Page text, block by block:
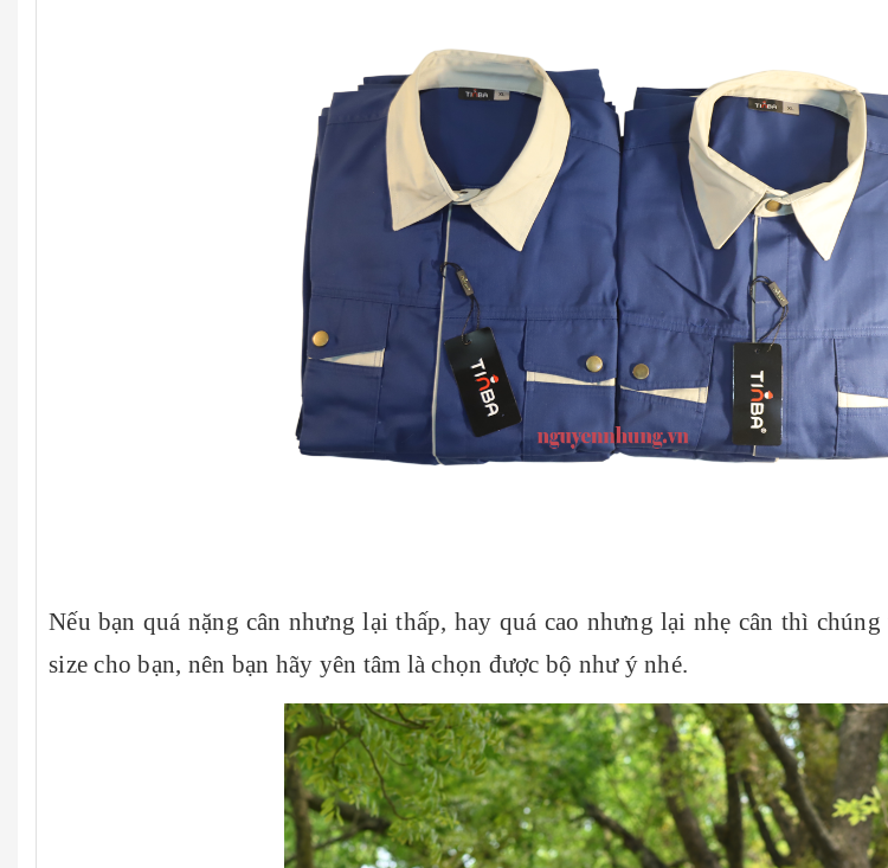
Nếu bạn quá nặng cân nhưng lại thấp, hay quá cao nhưng lại nhẹ cân thì
size cho bạn, nên bạn hãy yên tâm là chọn được bộ như ý nhé.